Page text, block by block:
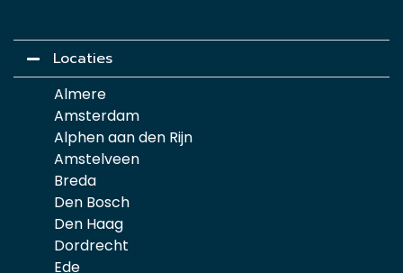
Locaties
Almere
Amsterdam
Alphen aan den Rijn
Amstelveen
Breda
Den Bosch
Den Haag
Dordrecht
Ede